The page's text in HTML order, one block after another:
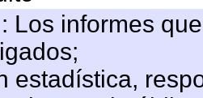
Los informes
estadística,